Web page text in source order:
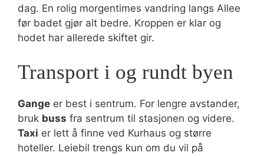
dag. En rolig morgentimes vandring langs Allee
før badet gjør alt bedre. Kroppen er klar og
hodet har allerede skiftet gir.
Transport i og rundt byen
Gange er best i sentrum. For lengre avstander,
bruk buss fra sentrum til stasjonen og videre.
Taxi er lett å finne ved Kurhaus og større
hoteller. Leiebil trengs kun om du vil på